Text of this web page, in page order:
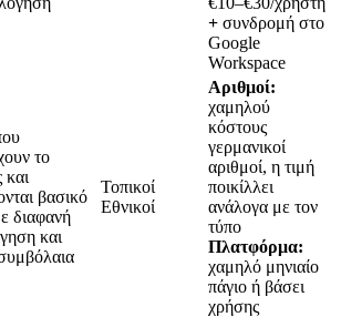
+ συνδρομή στο
Google
Workspace
το
και
βασικό
διαφανή
και
Τοπικοί
Εθνικοί
Αριθμοί:
χαμηλού
κόστους
γερμανικοί
αριθμοί, η τιμή
ποικίλλει
ανάλογα με τον
τύπο
Πλατφόρμα:
χαμηλό μηνιαίο
πάγιο ή βάσει
χρήσης